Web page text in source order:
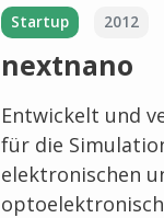
Startup 2012
nextnano
Entwickelt und
für die
elektronischen